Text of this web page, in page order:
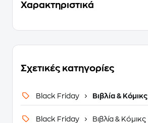
Χαρακτηριστικά
Σχετικές κατηγορίες
Black Friday Βιβλία & Κόμικς
Black Friday Βιβλία & Κόμικς